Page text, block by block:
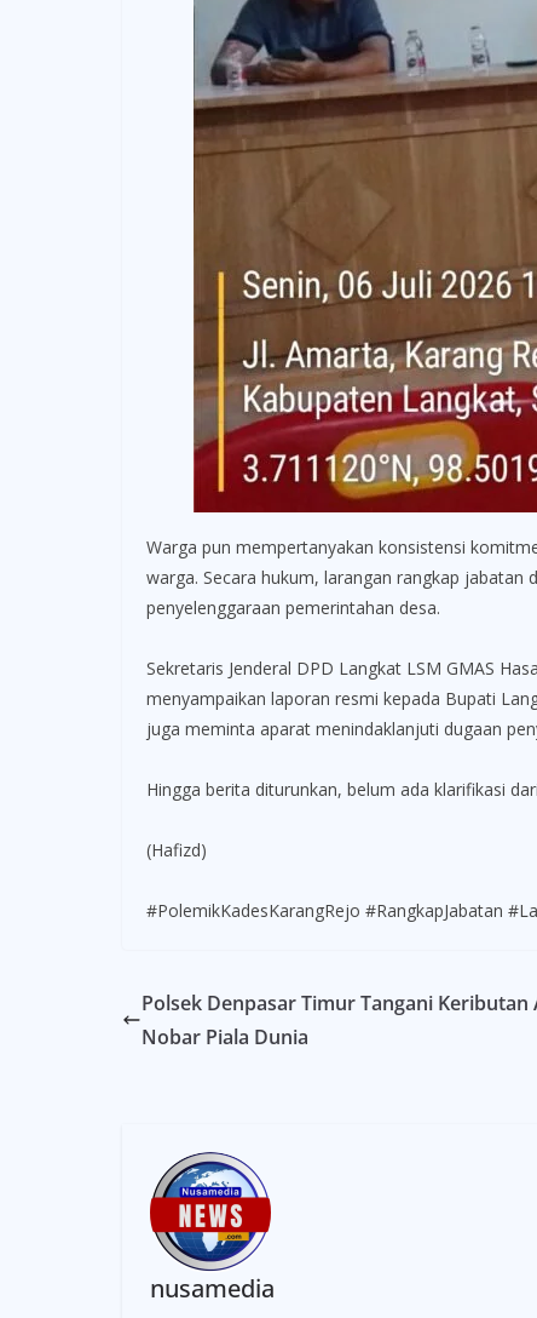
Warga pun mempertanyakan konsistensi
warga. Secara hukum, larangan rangkap
penyelenggaraan pemerintahan desa.
Sekretaris Jenderal DPD Langkat LSM GMAS
menyampaikan laporan resmi kepada Bupati
juga meminta aparat menindaklanjuti dugaan
Hingga berita diturunkan, belum ada klarifikasi
(Hafizd)
#PolemikKadesKarangRejo #RangkapJabatan
Polsek Denpasar Timur Tangani Keributan
Nobar Piala Dunia
nusamedia